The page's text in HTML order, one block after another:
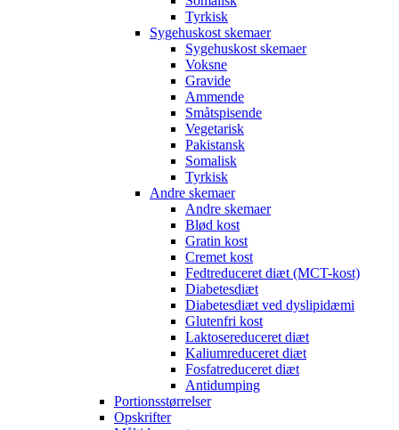
Tyrkisk
Sygehuskost skemaer
Sygehuskost skemaer
Voksne
Gravide
Ammende
Småtspisende
Vegetarisk
Pakistansk
Somalisk
Tyrkisk
Andre skemaer
Andre skemaer
Blød kost
Gratin kost
Cremet kost
Fedtreduceret diæt (MCT-kost)
Diabetesdiæt
Diabetesdiæt ved dyslipidæmi
Glutenfri kost
Laktosereduceret diæt
Kaliumreduceret diæt
Fosfatreduceret diæt
Antidumping
Portionsstørrelser
Opskrifter